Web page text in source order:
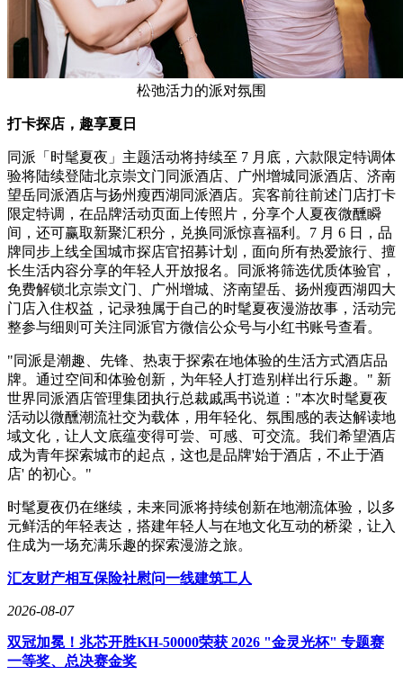
松弛活力的派对氛围
打卡探店，趣享夏日
同派「时髦夏夜」主题活动将持续至 7 月底，六款限定特调体
验将陆续登陆北京崇文门同派酒店、广州增城同派酒店、济南
望岳同派酒店与扬州瘦西湖同派酒店。宾客前往前述门店打卡
限定特调，在品牌活动页面上传照片，分享个人夏夜微醺瞬
间，还可赢取新聚汇积分，兑换同派惊喜福利。7 月 6 日，品
牌同步上线全国城市探店官招募计划，面向所有热爱旅行、擅
长生活内容分享的年轻人开放报名。同派将筛选优质体验官，
免费解锁北京崇文门、广州增城、济南望岳、扬州瘦西湖四大
门店入住权益，记录独属于自己的时髦夏夜漫游故事，活动完
整参与细则可关注同派官方微信公众号与小红书账号查看。
"同派是潮趣、先锋、热衷于探索在地体验的生活方式酒店品
牌。通过空间和体验创新，为年轻人打造别样出行乐趣。" 新
世界同派酒店管理集团执行总裁戚禹书说道："本次时髦夏夜
活动以微醺潮流社交为载体，用年轻化、氛围感的表达解读地
域文化，让人文底蕴变得可尝、可感、可交流。我们希望酒店
成为青年探索城市的起点，这也是品牌'始于酒店，不止于酒
店' 的初心。"
时髦夏夜仍在继续，未来同派将持续创新在地潮流体验，以多
元鲜活的年轻表达，搭建年轻人与在地文化互动的桥梁，让入
住成为一场充满乐趣的探索漫游之旅。
汇友财产相互保险社慰问一线建筑工人
2026-08-07
双冠加冕！兆芯开胜KH‑50000荣获 2026 "金灵光杯" 专题赛
一等奖、总决赛金奖